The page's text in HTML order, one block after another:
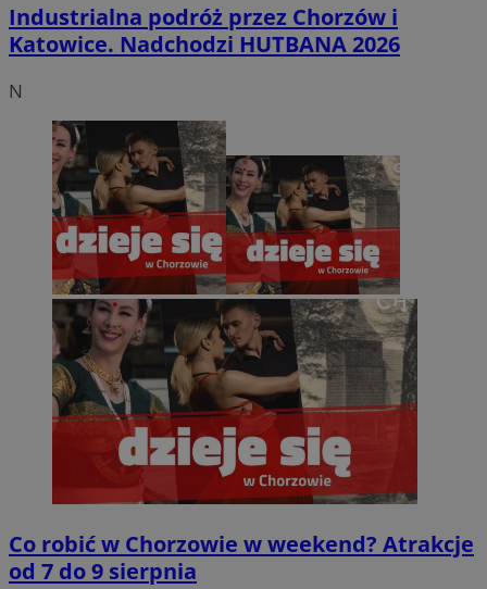
Industrialna podróż przez Chorzów i
Katowice. Nadchodzi HUTBANA 2026
N
Co robić w Chorzowie w weekend? Atrakcje
od 7 do 9 sierpnia